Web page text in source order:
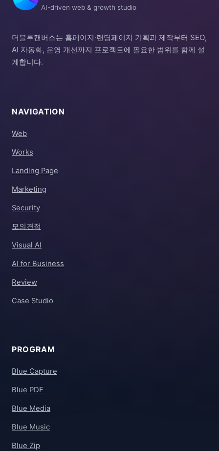
AI-driven web & growth studio
더블루캔버스는 홈페이지·랜딩페이지 기획과 제작부터 SEO,
AI 자동화, 운영 개선까지 프로젝트에 필요한 범위를 함께 설
계합니다.
NAVIGATION
Web
Works
Landing Page
Marketing
Security
모의견적
Visual AI
AI for Business
Review
Case Studio
PROGRAM
Blue Capture
Blue PDF
Blue Media
Blue Music
Blue Zip